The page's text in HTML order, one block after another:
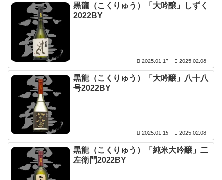
黒龍（こくりゅう）「大吟醸」しずく
2022BY
2025.01.17 2025.02.08
黒龍（こくりゅう）「大吟醸」八十八
号2022BY
2025.01.15 2025.02.08
黒龍（こくりゅう）「純米大吟醸」二
左衛門2022BY